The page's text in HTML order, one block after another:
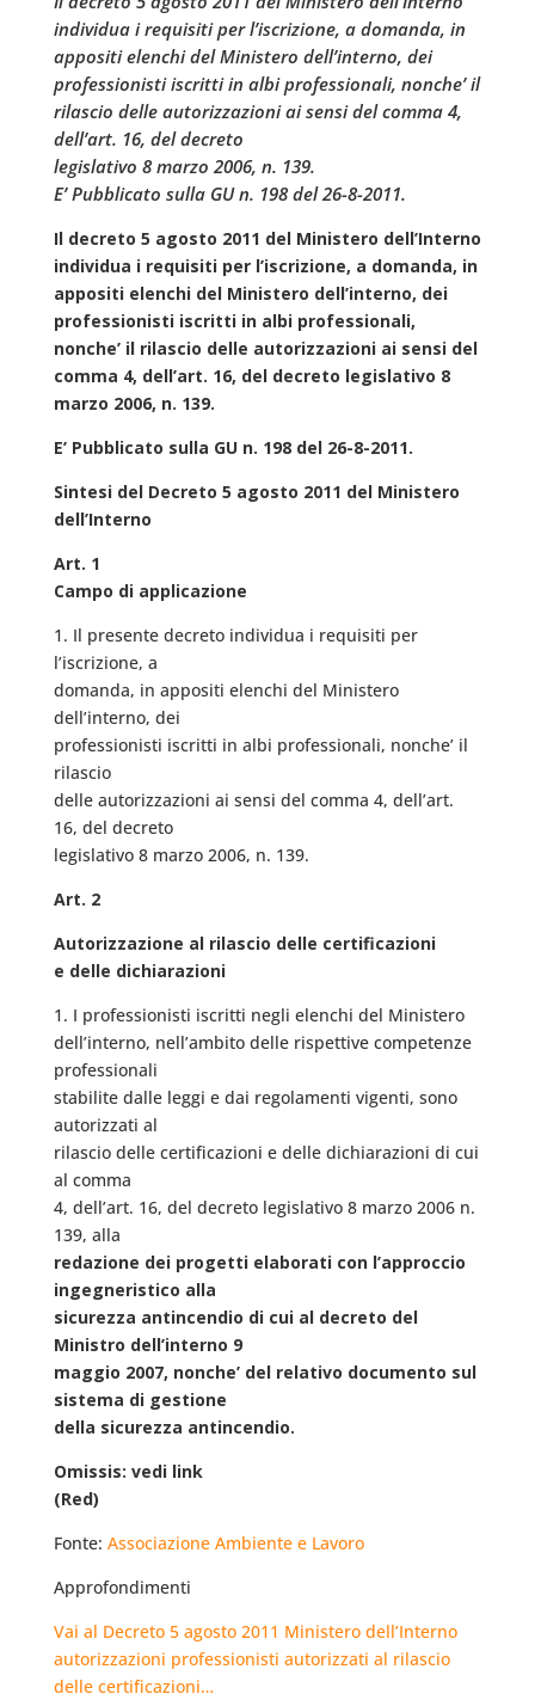
individua i requisiti per l’iscrizione, a domanda, in
appositi elenchi del Ministero dell’interno, dei
professionisti iscritti in albi professionali, nonche’ il
rilascio delle autorizzazioni ai sensi del comma 4,
dell’art. 16, del decreto
legislativo 8 marzo 2006, n. 139.
E’ Pubblicato sulla GU n. 198 del 26-8-2011.
Il decreto 5 agosto 2011 del Ministero dell’Interno
individua i requisiti per l’iscrizione, a domanda, in
appositi elenchi del Ministero dell’interno, dei
professionisti iscritti in albi professionali,
nonche’ il rilascio delle autorizzazioni ai sensi del
comma 4, dell’art. 16, del decreto legislativo 8
marzo 2006, n. 139.
E’ Pubblicato sulla GU n. 198 del 26-8-2011.
Sintesi del Decreto 5 agosto 2011 del Ministero
dell’Interno
Art. 1
Campo di applicazione
1. Il presente decreto individua i requisiti per
l’iscrizione, a
domanda, in appositi elenchi del Ministero
dell’interno, dei
professionisti iscritti in albi professionali, nonche’ il
rilascio
delle autorizzazioni ai sensi del comma 4, dell’art.
16, del decreto
legislativo 8 marzo 2006, n. 139.
Art. 2
Autorizzazione al rilascio delle certificazioni
e delle dichiarazioni
1. I professionisti iscritti negli elenchi del Ministero
dell’interno, nell’ambito delle rispettive competenze
professionali
stabilite dalle leggi e dai regolamenti vigenti, sono
autorizzati al
rilascio delle certificazioni e delle dichiarazioni di cui
al comma
4, dell’art. 16, del decreto legislativo 8 marzo 2006 n.
139, alla
redazione dei progetti elaborati con l’approccio
ingegneristico alla
sicurezza antincendio di cui al decreto del
Ministro dell’interno 9
maggio 2007, nonche’ del relativo documento sul
sistema di gestione
della sicurezza antincendio.
Omissis: vedi link
(Red)
Fonte: Associazione Ambiente e Lavoro
Approfondimenti
Vai al Decreto 5 agosto 2011 Ministero dell’Interno
autorizzazioni professionisti autorizzati al rilascio
delle certificazioni…